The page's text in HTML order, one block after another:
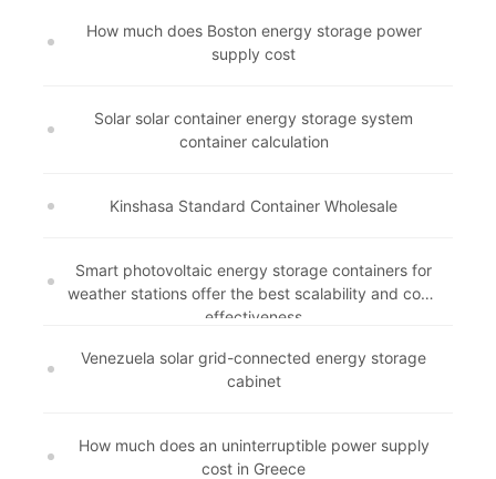
How much does Boston energy storage power
supply cost
Solar solar container energy storage system
container calculation
Kinshasa Standard Container Wholesale
Smart photovoltaic energy storage containers for
weather stations offer the best scalability and cost-
effectiveness
Venezuela solar grid-connected energy storage
cabinet
How much does an uninterruptible power supply
cost in Greece